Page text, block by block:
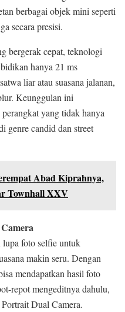
berbagai objek mini seperti
secara presisi.
bergerak cepat, teknologi
hanya 21 ms
liar atau suasana jalanan,
Keunggulan ini
yang tidak hanya
genre candid dan street
Abad Kiprahnya,
Townhall XXV
lupa foto selfie untuk
makin seru. Dengan
mendapatkan hasil foto
repot mengeditnya dahulu,
Dual Camera.